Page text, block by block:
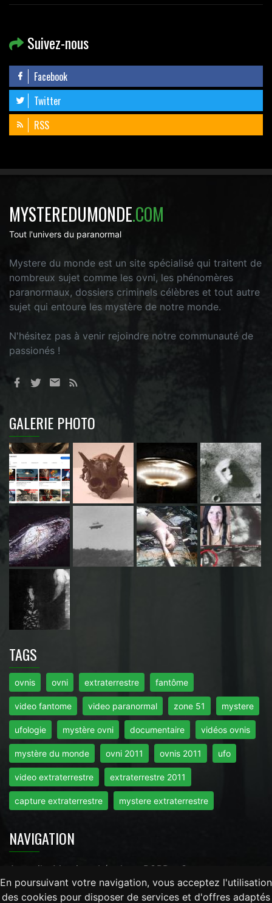
En poursuivant votre navigation, vous acceptez l'utilisation
des cookies pour disposer de services et d'offres adaptés
Suivez-nous
Facebook
Twitter
RSS
MYSTEREDUMONDE.COM
Tout l'univers du paranormal
Mystere du monde est un site spécialisé qui traitent de
nombreux sujet comme les ovni, les phénomères
paranormaux, dossiers criminels célèbres et tout autre
sujet qui entoure les mystère de notre monde.
N'hésitez pas à venir rejoindre notre communauté de
passionés !
GALERIE PHOTO
TAGS
ovnis ovni extraterrestre fantôme
video fantome video paranormal zone 51 mystere
ufologie mystère ovni documentaire vidéos ovnis
mystère du monde ovni 2011 ovnis 2011 ufo
video extraterrestre extraterrestre 2011
capture extraterrestre mystere extraterrestre
NAVIGATION
Accueil Mentions Légales RGPD Contact